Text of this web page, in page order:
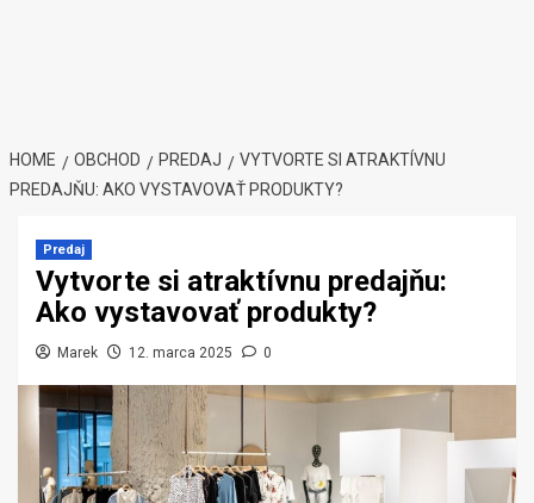
HOME OBCHOD PREDAJ
VYTVORTE SI ATRAKTÍVNU
PREDAJŇU: AKO VYSTAVOVAŤ PRODUKTY?
Predaj
Vytvorte si atraktívnu predajňu:
Ako vystavovať produkty?
Marek 12. marca 2025 0